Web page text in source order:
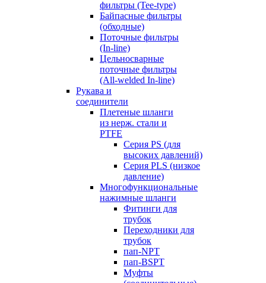
фильтры (Tee-type)
Байпасные фильтры
(обходные)
Поточные фильтры
(In-line)
Цельносварные
поточные фильтры
(All-welded In-line)
Рукава и
соединители
Плетеные шланги
из нерж. стали и
PTFE
Серия PS (для
высоких давлений)
Серия PLS (низкое
давление)
Многофункциональные
нажимные шланги
Фитинги для
трубок
Переходники для
трубок
пап-NPT
пап-BSPT
Муфты